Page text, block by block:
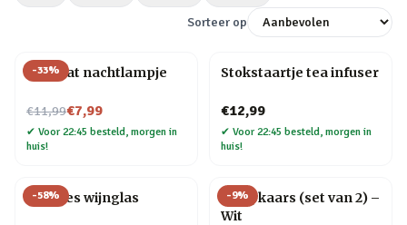
Sorteer op
-33%
Mini kat nachtlampje
€11,99
Nu voor€7,99
✔ Voor 22:45 besteld, morgen in
huis!
Stokstaartje tea infuser
€12,99
✔ Voor 22:45 besteld, morgen in
huis!
-58%
Wijnfles wijnglas -9%
Druipkaars (set van 2) –
Wit